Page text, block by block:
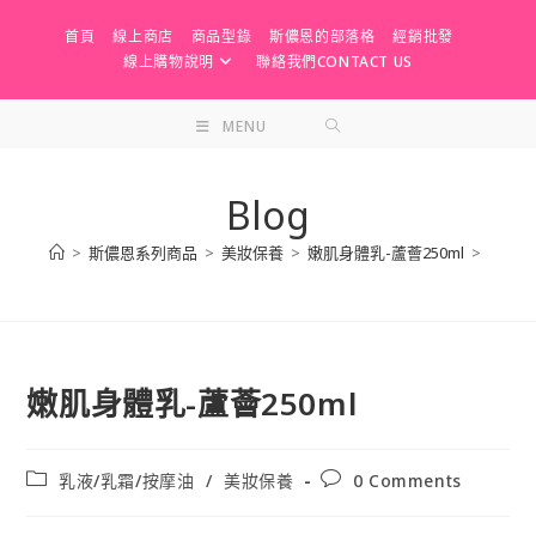
content
首頁 線上商店 商品型錄 斯儂恩的部落格
經銷批發
線上購物說明
聯絡我們CONTACT US
MENU
Blog
> 斯儂恩系列商品 > 美妝保養 > 嫩肌身體乳-蘆薈250ml >
嫩肌身體乳-蘆薈250ml
Post乳液/乳霜/按摩油 / 美妝保養
Post0 Comments